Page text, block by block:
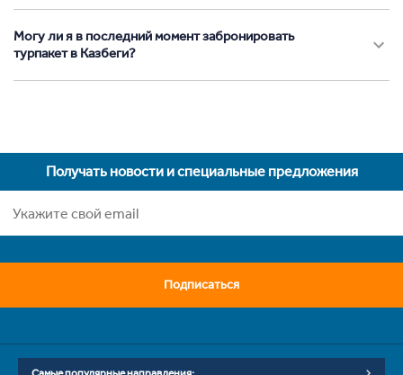
Могу ли я в последний момент забронировать
турпакет в Казбеги?
Получать новости и специальные предложения
Подписаться